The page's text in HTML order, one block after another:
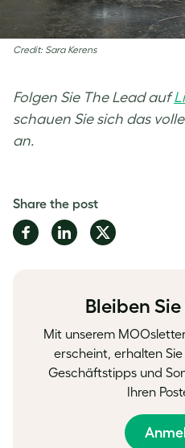
Credit: Sara Kerens
Folgen Sie The Lead auf
schauen Sie sich das
an.
Share the post
Share
on
Share
on
Share
on
Bleiben
Mit unserem
erscheint, erhalten
Geschäftstipps und
Ihren